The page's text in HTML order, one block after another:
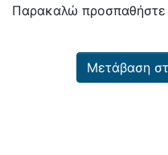
Παρακαλώ προσπαθήστε
Μετάβαση